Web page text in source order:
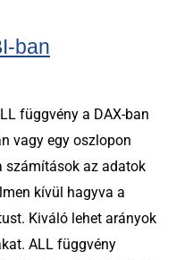
ban
függvény a DAX-ban
vagy egy oszlopon
számítások az adatok
kívül hagyva a
Kiváló lehet arányok
ALL függvény